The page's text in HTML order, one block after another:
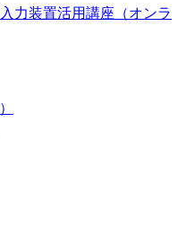
力装置活用講座（オンラ